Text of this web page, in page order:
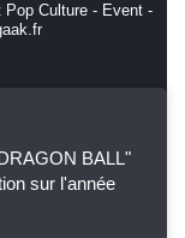
Pop Culture - Event -
BALL"
sur l'année